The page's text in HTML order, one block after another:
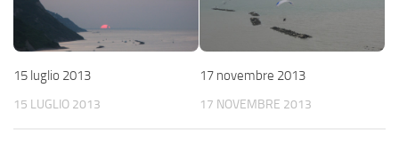
15 luglio 2013
15 LUGLIO 2013
17 novembre 2013
17 NOVEMBRE 2013